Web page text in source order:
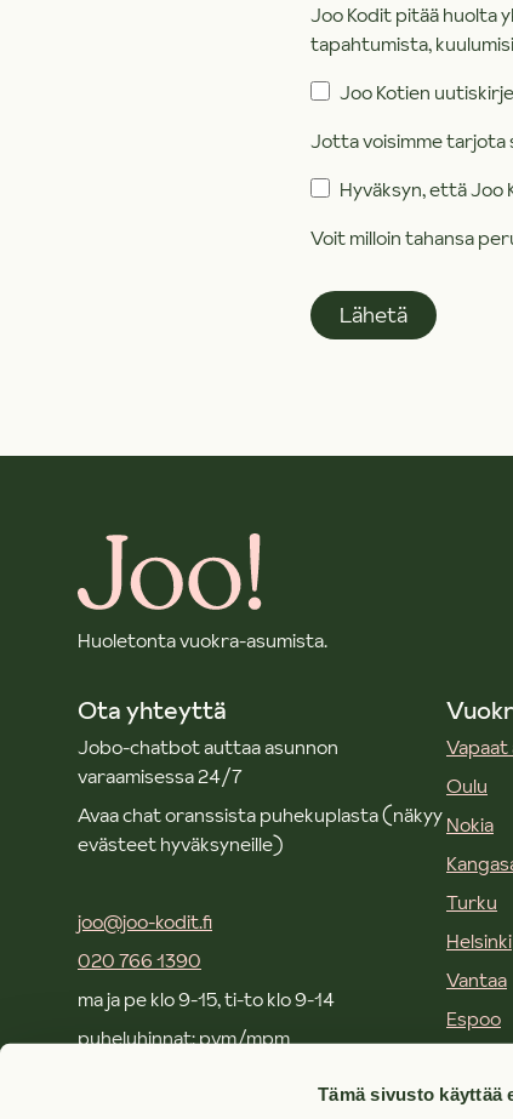
Tämä sivusto käyttää
Joo Kodit pitää huolta
tapahtumista,
Joo Kotien
Jotta voisimme tarjota
Hyväksyn, että Joo
Voit milloin tahansa
Huoletonta vuokra-asumista.
Ota yhteyttä
Jobo-chatbot auttaa asunnon
varaamisessa 24/7
Avaa chat oranssista puhekuplasta (näkyy
evästeet hyväksyneille)
joo@joo-kodit.fi
020 766 1390
ma ja pe klo 9-15, ti-to klo 9-14
puheluhinnat: pvm/mpm
Oulu
Nokia
Turku
Helsinki
Vantaa
Espoo